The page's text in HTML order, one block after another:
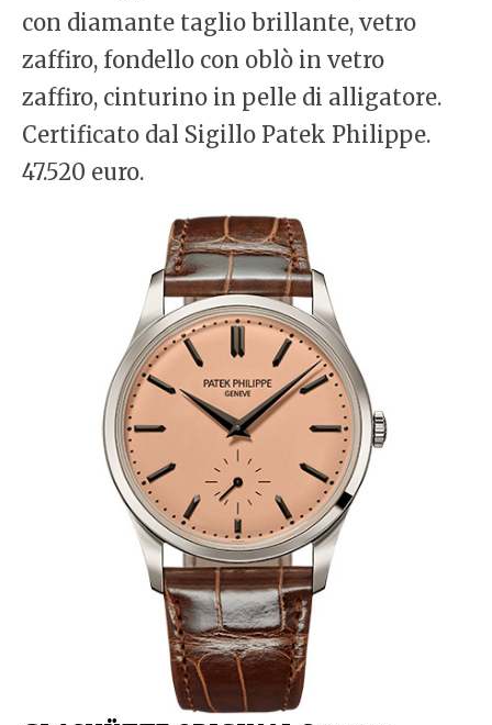
con diamante taglio brillante, vetro
zaffiro, fondello con oblò in vetro
zaffiro, cinturino in pelle di alligatore.
Certificato dal Sigillo Patek Philippe.
47.520 euro.